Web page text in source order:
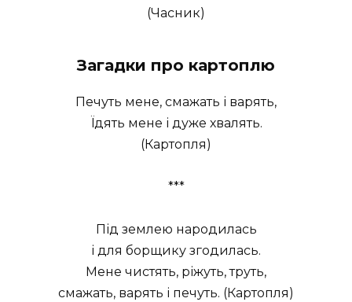
(Часник)
Загадки про картоплю
Печуть мене, смажать і варять,
Їдять мене і дуже хвалять.
(Картопля)
***
Під землею народилась
і для борщику згодилась.
Мене чистять, ріжуть, труть,
смажать, варять і печуть. (Картопля)